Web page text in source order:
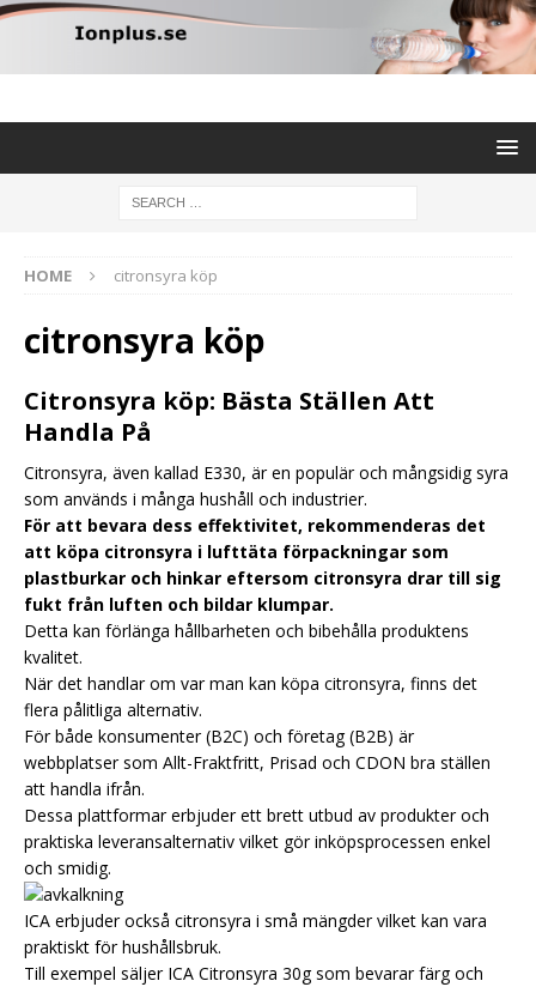
HOME citronsyra köp
citronsyra köp
Citronsyra köp: Bästa Ställen Att
Handla På
Citronsyra, även kallad E330, är en populär och mångsidig syra
som används i många hushåll och industrier.
För att bevara dess effektivitet, rekommenderas det
att köpa citronsyra i lufttäta förpackningar som
plastburkar och hinkar eftersom citronsyra drar till sig
fukt från luften och bildar klumpar.
Detta kan förlänga hållbarheten och bibehålla produktens
kvalitet.
När det handlar om var man kan köpa citronsyra, finns det
flera pålitliga alternativ.
För både konsumenter (B2C) och företag (B2B) är
webbplatser som Allt-Fraktfritt, Prisad och CDON bra ställen
att handla ifrån.
Dessa plattformar erbjuder ett brett utbud av produkter och
praktiska leveransalternativ vilket gör inköpsprocessen enkel
och smidig.
ICA erbjuder också citronsyra i små mängder vilket kan vara
praktiskt för hushållsbruk.
Till exempel säljer ICA Citronsyra 30g som bevarar färg och